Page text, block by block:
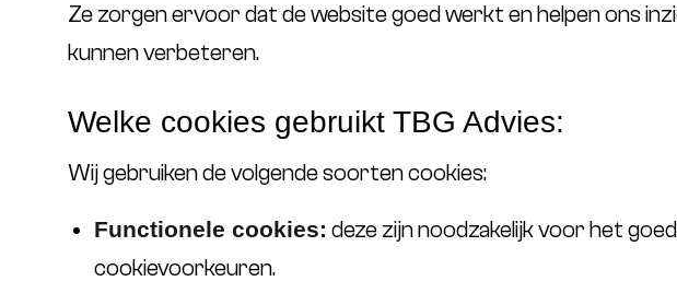
Ze zorgen ervoor dat de website goed werkt en helpen ons
kunnen verbeteren.
Welke cookies gebruikt TBG Advies:
Wij gebruiken de volgende soorten cookies:
Functionele cookies: deze zijn noodzakelijk voor het
cookievoorkeuren.